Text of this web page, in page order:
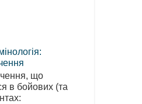
що
в бойових (та